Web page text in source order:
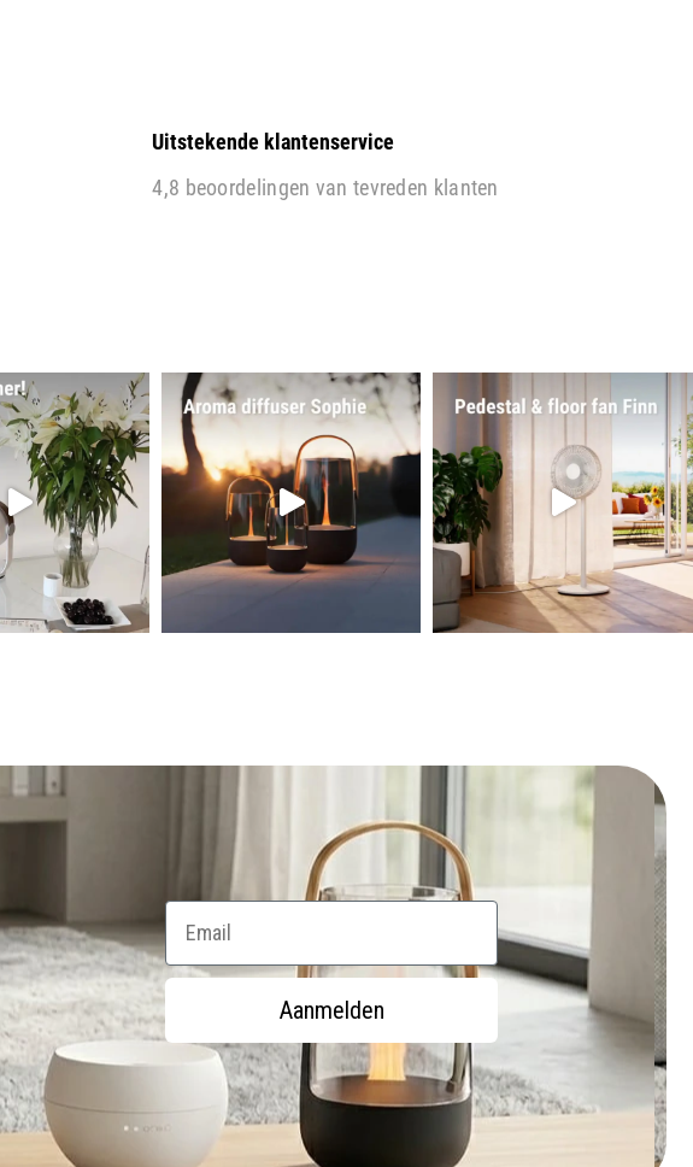
Uitstekende klantenservice
4,8 beoordelingen van tevreden klanten
Email
Aanmelden